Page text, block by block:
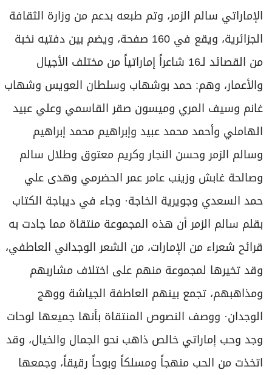
مواقيت الصلاة
الأحوال الجوية
الإماراتي سالم الزمر، وتم طبعه بدعم من وزارة الثقافة
الجزائرية، ويقع في 160 صفحة، ويضم بين دفتيه نخبة
من القصائد لـ16 شاعراً إماراتياً من مختلف الأجيال
والأعمار، وهم: حمد بوشهاب وسلطان العويس وشهاب
غانم وسيف المري وميسون صقر القاسمي وعلي عبيد
الهاملي وأحمد محمد عبيد وإبراهيم محمد إبراهيم
وسالم الزمر وحسن النجار وكريم معتوق وطلال سالم
وصالحة غابش وزينب عامر عمر الحضرمي وهدى علي
حمد السعدي وجويرية الخاجة· وجاء في ديباجة الكتاب
بقلم سالم الزمر أن هذه المجموعة منتقاة مما جادت به
قرائح شعراء من الإمارات، من الشعر الوجداني العاطفي،
وقد تخيرها لمجموعة منهم على اختلاف مشاربهم
ومذاهبهم، تجمع بينهم العاطفة الجياشة ووهج
الوجدان· ووصف النصوص المنتقاة بأنها جميعها لوحات
وجد وحب إماراتي خالص ذاهب نحو الجمال والخيال، وقد
اتخذت من الحب منهجاً ومسلكاً وبوحاً رقيقاً، وجمعها